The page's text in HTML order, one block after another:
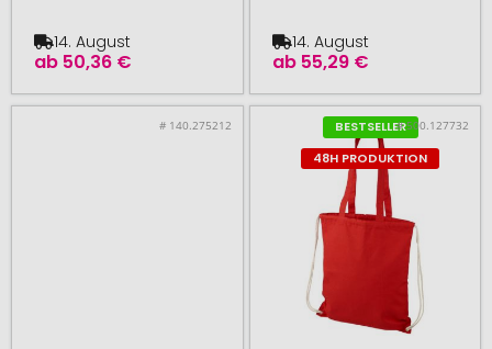
ab 50,36 €
14. August
ab 55,29 €
14. August
# 140.275212
BESTSELLER
48H PRODUKTION
# 500.127732